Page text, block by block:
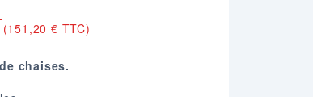
(151,20 € TTC)
chaises.